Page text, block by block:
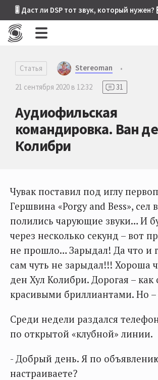
🎚 Даст ли DSP тот звук, который
Статья Stereoman
•
21 сентября 2020 в 12:32
31
Аудиофильская
командировка. Ван
Колибри
Чувак поставил под иглу
Гершвина «Porgy and Bess», сел
полились чарующие звуки… И
через несколько секунд – вот
не прошло… Зарыдал! Да что и
сам чуть не зарыдал!!! Хороша
ден Хул Колибри. Дорогая – как
красивыми бриллиантами. Но
Среди недели раздался
по открытой «клубной» линии.
- Добрый день. Я по
настраиваете?